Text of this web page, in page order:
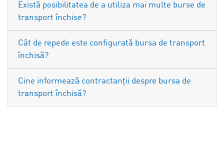
Există posibilitatea de a utiliza mai multe burse de
transport închise?
Cât de repede este configurată bursa de transport
închisă?
Cine informează contractanții despre bursa de
transport închisă?